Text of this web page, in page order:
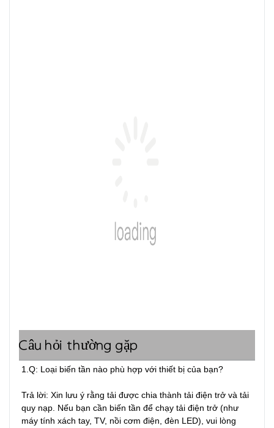
Câu hỏi thường gặp
1.Q: Loại biến tần nào phù hợp với thiết bị của bạn?
Trả lời: Xin lưu ý rằng tải được chia thành tải điện trở và tải
quy nạp. Nếu bạn cần biến tần để chạy tải điện trở (như
máy tính xách tay, TV, nồi cơm điện, đèn LED), vui lòng